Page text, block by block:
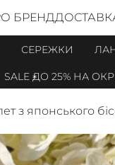
БРЕНД
СЕРЕЖКИ
ДО 25% НА
з японського